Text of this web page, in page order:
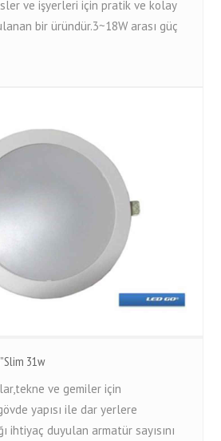
ve işyerleri için pratik ve kolay
bir üründür.3~18W arası güç
31w
ve gemiler için
yapısı ile dar yerlere
ihtiyaç duyulan armatür sayısını